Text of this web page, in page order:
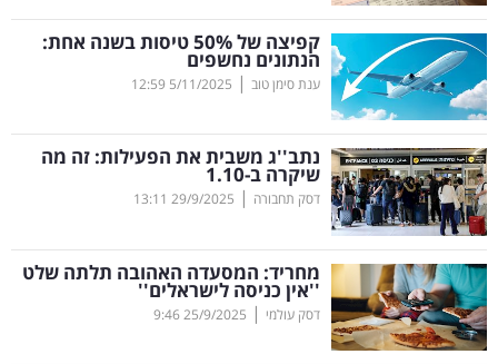
דעות
רכילות
עסקית
קריפטו
ויראלי
טלוויזיה
עסקי
ספורט
קפיצה של 50% טיסות בשנה אחת:
הנתונים נחשפים
ענת סימן טוב |
5/11/2025
12:59
נתב''ג משבית את הפעילות: זה מה
שיקרה ב-1.10
דסק תחבורה |
29/9/2025
13:11
מחריד: המסעדה האהובה תלתה שלט
''אין כניסה לישראלים''
דסק עולמי |
25/9/2025
9:46